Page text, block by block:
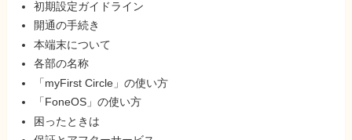
開通の手続き
本端末について
各部の名称
「myFirst Circle」の使い方
「FoneOS」の使い方
保証とアフターサービス